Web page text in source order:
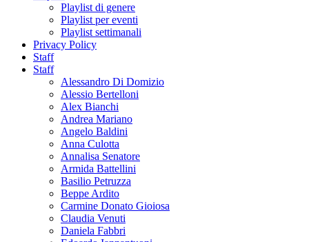
Playlist di genere
Playlist per eventi
Playlist settimanali
Privacy Policy
Staff
Staff
Alessandro Di Domizio
Alessio Bertelloni
Alex Bianchi
Andrea Mariano
Angelo Baldini
Anna Culotta
Annalisa Senatore
Armida Battellini
Basilio Petruzza
Beppe Ardito
Carmine Donato Gioiosa
Claudia Venuti
Daniela Fabbri